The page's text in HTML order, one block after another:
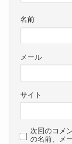
名前
メール
サイト
次回のコメ
の名前、メ